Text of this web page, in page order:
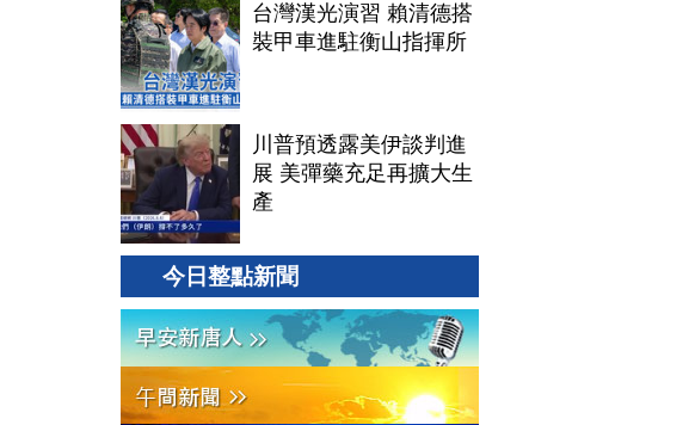
台灣漢光演習 賴清德搭
裝甲車進駐衡山指揮所
川普預透露美伊談判進
展 美彈藥充足再擴大生
產
今日整點新聞